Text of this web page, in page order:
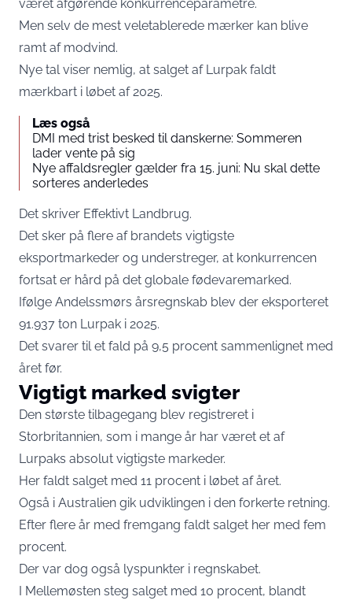
været afgørende konkurrenceparametre.
Men selv de mest veletablerede mærker kan blive
ramt af modvind.
Nye tal viser nemlig, at salget af Lurpak faldt
mærkbart i løbet af 2025.
Læs også
DMI med trist besked til danskerne: Sommeren
lader vente på sig
Nye affaldsregler gælder fra 15. juni: Nu skal dette
sorteres anderledes
Det skriver Effektivt Landbrug.
Det sker på flere af brandets vigtigste
eksportmarkeder og understreger, at konkurrencen
fortsat er hård på det globale fødevaremarked.
Ifølge Andelssmørs årsregnskab blev der eksporteret
91.937 ton Lurpak i 2025.
Det svarer til et fald på 9,5 procent sammenlignet med
året før.
Vigtigt marked svigter
Den største tilbagegang blev registreret i
Storbritannien, som i mange år har været et af
Lurpaks absolut vigtigste markeder.
Her faldt salget med 11 procent i løbet af året.
Også i Australien gik udviklingen i den forkerte retning.
Efter flere år med fremgang faldt salget her med fem
procent.
Der var dog også lyspunkter i regnskabet.
I Mellemøsten steg salget med 10 procent, blandt